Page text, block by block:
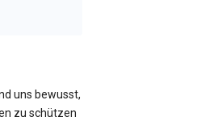
uns bewusst,
zu schützen